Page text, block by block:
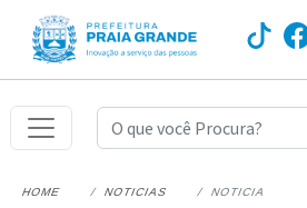
HOME NOTICIAS NOTICIA